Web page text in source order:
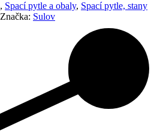
, Spací pytle a obaly, Spací pytle, stany
Značka: Sulov